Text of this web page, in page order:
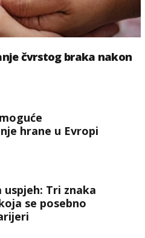
čvrstog braka nakon
hrane u Evropi
uspjeh: Tri znaka
se posebno